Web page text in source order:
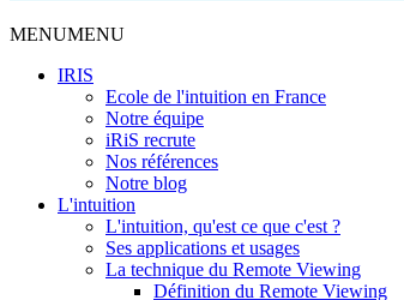
MENUMENU
IRIS
Ecole de l'intuition en France
Notre équipe
iRiS recrute
Nos références
Notre blog
L'intuition
L'intuition, qu'est ce que c'est ?
Ses applications et usages
La technique du Remote Viewing
Définition du Remote Viewing